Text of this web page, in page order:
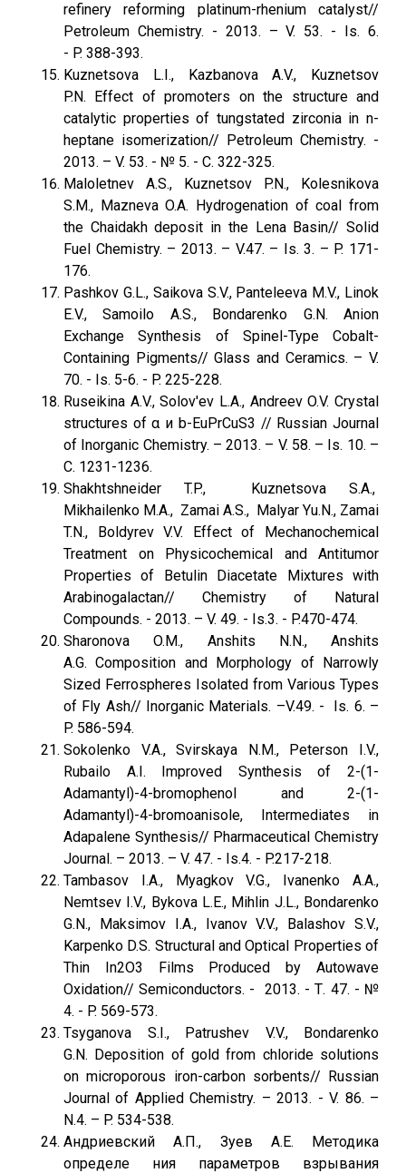
refinery reforming platinum-rhenium catalyst//
Petroleum Chemistry. - 2013. – V. 53. - Is. 6.
- P. 388-393.
Kuznetsova L.I., Kazbanova A.V., Kuznetsov
P.N. Effect of promoters on the structure and
catalytic properties of tungstated zirconia in n-
heptane isomerization// Petroleum Chemistry. -
2013. – V. 53. - № 5. - C. 322-325.
Maloletnev A.S., Kuznetsov P.N., Kolesnikova
S.M., Mazneva O.A. Hydrogenation of coal from
the Chaidakh deposit in the Lena Basin// Solid
Fuel Chemistry. – 2013. – V.47. – Is. 3. – P. 171-
176.
Pashkov G.L., Saikova S.V., Panteleeva M.V., Linok
E.V., Samoilo A.S., Bondarenko G.N. Anion
Exchange Synthesis of Spinel-Type Cobalt-
Containing Pigments// Glass and Ceramics. – V.
70. - Is. 5-6. - P. 225-228.
Ruseikina A.V., Solov'ev L.A., Andreev O.V. Crystal
structures of α и b-EuPrCuS3 // Russian Journal
of Inorganic Chemistry. – 2013. – V. 58. – Is. 10. –
C. 1231-1236.
Shakhtshneider T.P., Kuznetsova S.A.,
Mikhailenko M.A., Zamai A.S., Malyar Yu.N., Zamai
T.N., Boldyrev V.V. Effect of Mechanochemical
Treatment on Physicochemical and Antitumor
Properties of Betulin Diacetate Mixtures with
Arabinogalactan// Chemistry оf Natural
Compounds. - 2013. – V. 49. - Is.3. - P.470-474.
Sharonova O.M., Anshits N.N., Anshits
A.G. Composition and Morphology of Narrowly
Sized Ferrospheres Isolated from Various Types
of Fly Ash// Inorganic Materials. –V.49. - Is. 6. –
P. 586-594.
Sokolenko V.A., Svirskaya N.M., Peterson I.V.,
Rubailo A.I. Improved Synthesis of 2-(1-
Adamantyl)-4-bromophenol and 2-(1-
Adamantyl)-4-bromoanisole, Intermediates in
Adapalene Synthesis// Pharmaceutical Chemistry
Journal. – 2013. – V. 47. - Is.4. - P.217-218.
Tambasov I.A., Myagkov V.G., Ivanenko A.A.,
Nemtsev I.V., Bykova L.E., Mihlin J.L., Bondarenko
G.N., Maksimov I.A., Ivanov V.V., Balashov S.V.,
Karpenko D.S. Structural and Optical Properties of
Thin In2O3 Films Produced by Autowave
Oxidation// Semiconductors. - 2013. - Т. 47. - №
4. - P. 569-573.
Tsyganova S.I., Patrushev V.V., Bondarenko
G.N. Deposition of gold from chloride solutions
on microporous iron-carbon sorbents// Russian
Journal of Applied Chemistry. – 2013. - V. 86. –
N.4. – P. 534-538.
Андриевский А.П., Зуев А.Е. Методика
определе ния параметров взрывания